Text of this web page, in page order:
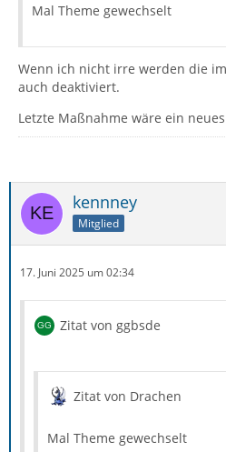
Mal Theme gewechselt
Wenn ich nicht irre werden die
auch deaktiviert.
Letzte Maßnahme wäre ein
kennney
Mitglied
17. Juni 2025 um 02:34
Zitat von ggbsde
Zitat von Drachen
Mal Theme gewechselt